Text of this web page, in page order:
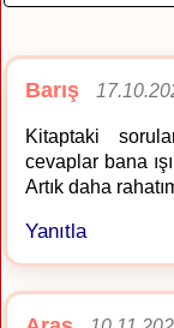
Barış
Kitaptaki
cevaplar bana
Artık daha
Yanıtla